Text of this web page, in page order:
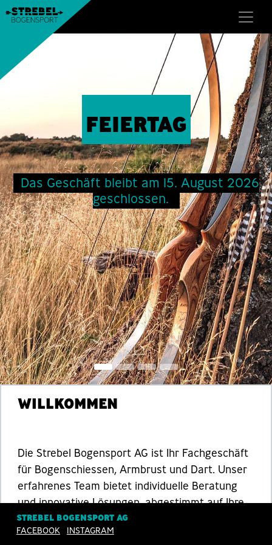
FEIERTAG
Das Geschäft bleibt am 15. August 2026
geschlossen.
WILLKOMMEN
Die Strebel Bogensport AG ist Ihr Fachgeschäft
für Bogenschiessen, Armbrust und Dart. Unser
erfahrenes Team bietet individuelle Beratung
und innovative Lösungen, abgestimmt auf Ihre
Bedürfnisse. Besuchen Sie uns in Sempach oder
nutzen Sie unseren
STREBEL BOGENSPORT AG
FACEBOOK
INSTAGRAM